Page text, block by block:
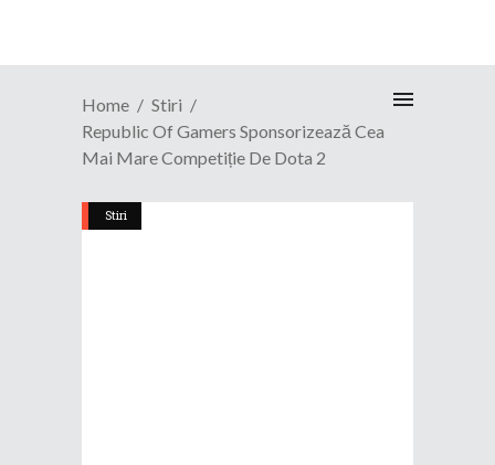
Home
Stiri
Republic Of Gamers Sponsorizează Cea
Mai Mare Competiție De Dota 2
Stiri